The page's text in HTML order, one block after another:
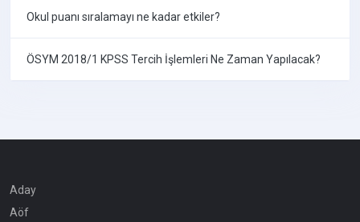
Okul puanı sıralamayı ne kadar etkiler?
ÖSYM 2018/1 KPSS Tercih İşlemleri Ne Zaman Yapılacak?
Aday
Aöf